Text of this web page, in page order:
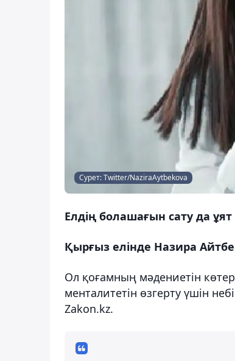
Сурет: Twitter/NaziraAytbekova
Елдің болашағын сату да
Қырғыз елінде Назира
Ол қоғамның мәдениетін
менталитетін өзгерту үшін
Zakon.kz.